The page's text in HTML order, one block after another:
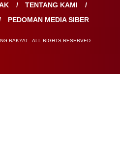
TENTANG KAMI
PEDOMAN MEDIA SIBER
RAKYAT - ALL RIGHTS RESERVED